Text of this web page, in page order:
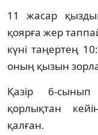
11 жасар
қоярға жер
күні таңертең
оның қызын
Қазір 6-
қорлықтан
қалған.